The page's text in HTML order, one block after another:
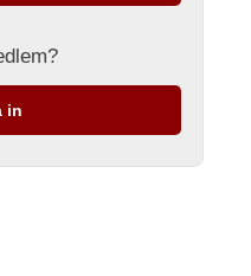
in